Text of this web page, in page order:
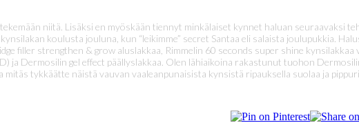
niitä. Lisäksi en myöskään tiennyt minkälaiset kynnet haluan seuraavaksi
koulusta jouluna, kun “leikimme” secret Santaa eli salaista joulupukkia.
filler strengthen & grow aluslakkaa, Rimmelin 60 seconds super shine kynsilakkaa
ja Dermosilin gel effect päällyslakkaa. Olen lähiaikoina rakastunut tuohon
tykkäätte näistä vauvan vaaleanpunaisista kynsistä ripauksella suolaa ja